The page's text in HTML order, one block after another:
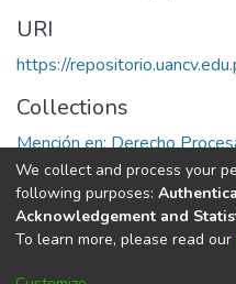
URI
https://
Collections
Mención en: Derecho
Full item page
DSpace software
Cookie
We collect and process your
following purposes:
Acknowledgement and
To learn more, please read our